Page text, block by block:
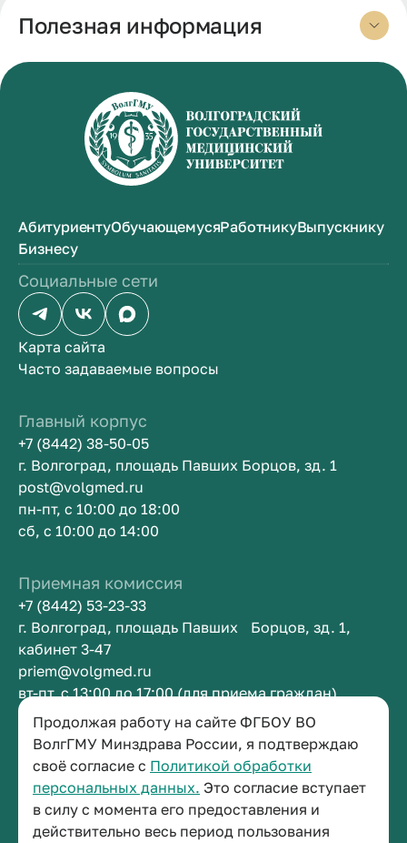
Продолжая работу на сайте ФГБОУ ВО
ВолгГМУ Минздрава России, я подтверждаю
своё согласие с Политикой обработки
персональных данных. Это согласие вступает
в силу с момента его предоставления и
действительно весь период пользования
Полезная информация
АбитуриентуОбучающемусяРаботникуВыпускнику
Бизнесу
Социальные сети
Карта сайта
Часто задаваемые вопросы
Главный корпус
+7 (8442) 38-50-05
г. Волгоград, площадь Павших Борцов, зд. 1
post@volgmed.ru
пн-пт, с 10:00 до 18:00
сб, с 10:00 до 14:00
Приемная комиссия
+7 (8442) 53-23-33
г. Волгоград, площадь Павших Борцов, зд. 1,
кабинет 3-47
priem@volgmed.ru
вт-пт, с 13:00 до 17:00 (для приема граждан)
Приемная ректора
+7 (8442) 38-50-05
г. Волгоград, площадь Павших Борцов, зд. 1,
кабинет 3-11
post@volgmed.ru